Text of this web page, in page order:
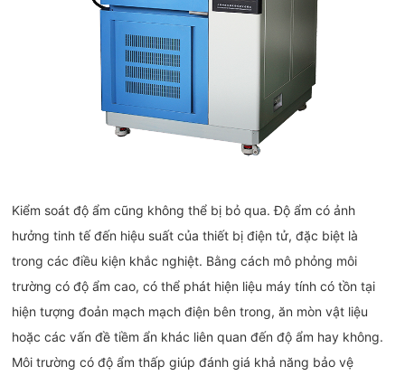
Kiểm soát độ ẩm cũng không thể bị bỏ qua. Độ ẩm có ảnh
hưởng tinh tế đến hiệu suất của thiết bị điện tử, đặc biệt là
trong các điều kiện khắc nghiệt. Bằng cách mô phỏng môi
trường có độ ẩm cao, có thể phát hiện liệu máy tính có tồn tại
hiện tượng đoản mạch mạch điện bên trong, ăn mòn vật liệu
hoặc các vấn đề tiềm ẩn khác liên quan đến độ ẩm hay không.
Môi trường có độ ẩm thấp giúp đánh giá khả năng bảo vệ